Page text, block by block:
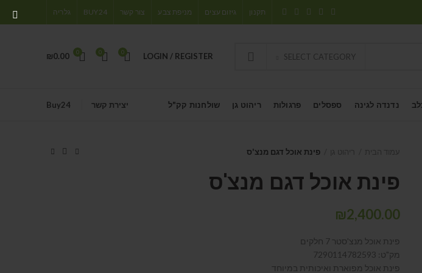
תקנון גיזום עצים מניפת צבע צור קשר BUY24 גלריה
SELECT CATEGORY
LOGIN / REGISTER
0
0
0
₪0.00
נדנדה לגינה ספסלים פרגולות ריהוט גן שולחנות קק"ל יצירת קשר Buy24
פינת אוכל דגם מנצ'ס
פינת אוכל דגם מנצ'ס
₪2,400.00
פינת אוכל מנצ'סטר 7 חלקים
מק"ט: 7290114782593
פינת אוכל מפוארת ואיכותית במיוחד